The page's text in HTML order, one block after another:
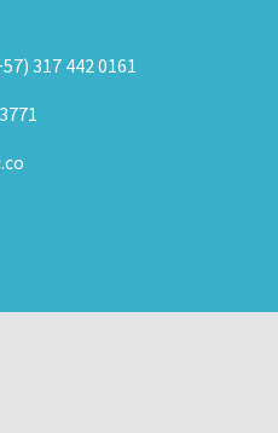
317 442 0161